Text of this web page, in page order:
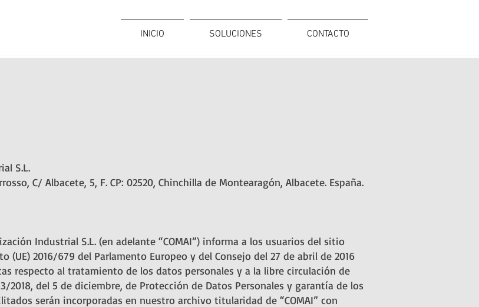
INICIO SOLUCIONES CONTACTO
S.L.
C/ Albacete, 5, F. CP: 02520, Chinchilla de Montearagón, Albacete. España.
Industrial S.L. (en adelante “COMAI”) informa a los usuarios del sitio
2016/679 del Parlamento Europeo y del Consejo del 27 de abril de 2016
respecto al tratamiento de los datos personales y a la libre circulación de
2018, del 5 de diciembre, de Protección de Datos Personales y garantía de los
serán incorporadas en nuestro archivo titularidad de “COMAI” con